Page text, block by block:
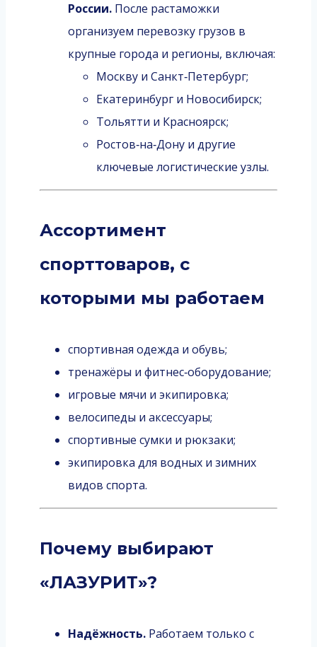
России. После растаможки
организуем перевозку грузов в
крупные города и регионы, включая:
Москву и Санкт‑Петербург;
Екатеринбург и Новосибирск;
Тольятти и Красноярск;
Ростов‑на‑Дону и другие
ключевые логистические узлы.
Ассортимент
спорттоваров, с
которыми мы работаем
спортивная одежда и обувь;
тренажёры и фитнес‑оборудование;
игровые мячи и экипировка;
велосипеды и аксессуары;
спортивные сумки и рюкзаки;
экипировка для водных и зимних
видов спорта.
Почему выбирают
«ЛАЗУРИТ»?
Надёжность. Работаем только с